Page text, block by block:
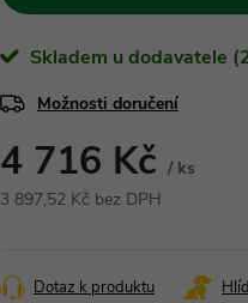
Skladem u dodavatele
Možnosti doručení
4 716 Kč / ks
3 897,52 Kč bez DPH
Dotaz k produktu